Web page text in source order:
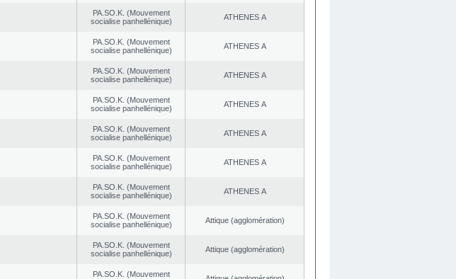
PA.SO.K. (Mouvement
socialise panhellénique)
ATHENES Α
PA.SO.K. (Mouvement
socialise panhellénique)
ATHENES Α
PA.SO.K. (Mouvement
socialise panhellénique)
ATHENES Α
PA.SO.K. (Mouvement
socialise panhellénique)
ATHENES Α
PA.SO.K. (Mouvement
socialise panhellénique)
ATHENES Α
PA.SO.K. (Mouvement
socialise panhellénique)
ATHENES Α
PA.SO.K. (Mouvement
socialise panhellénique)
ATHENES Α
PA.SO.K. (Mouvement
socialise panhellénique)
Αttique (agglomération)
PA.SO.K. (Mouvement
socialise panhellénique)
Αttique (agglomération)
PA.SO.K. (Mouvement